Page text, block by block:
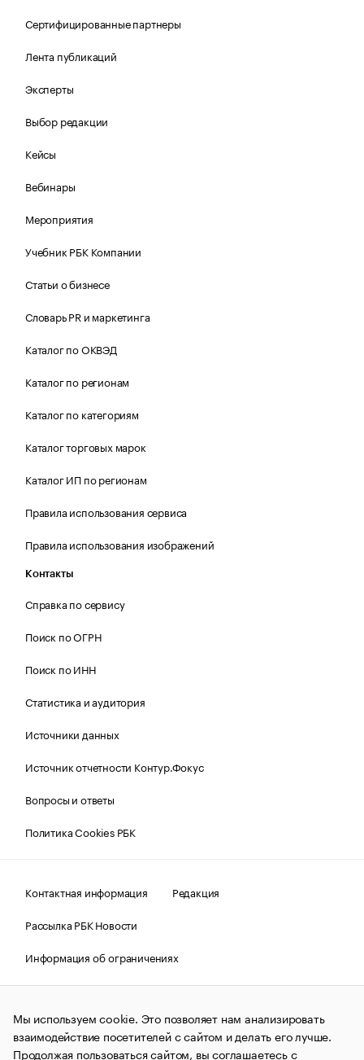
Сертифицированные партнеры
Лента публикаций
Эксперты
Выбор редакции
Кейсы
Вебинары
Мероприятия
Учебник РБК Компании
Статьи о бизнесе
Словарь PR и маркетинга
Каталог по ОКВЭД
Каталог по регионам
Каталог по категориям
Каталог торговых марок
Каталог ИП по регионам
Правила использования сервиса
Правила использования изображений
Контакты
Справка по сервису
Поиск по ОГРН
Поиск по ИНН
Статистика и аудитория
Источники данных
Источник отчетности Контур.Фокус
Вопросы и ответы
Политика Cookies РБК
Контактная информация
Редакция
Рассылка РБК Новости
Информация об ограничениях
Правовая информация
О соблюдении авторских прав
© АО «РОСБИЗНЕСКОНСАЛТИНГ»,1995–2026.Сообщения
и материалы информационного агентства «РБК»
(зарегистрировано Федеральной службой по надзору в сфере
Мы используем cookie. Это позволяет нам анализировать
взаимодействие посетителей с сайтом и делать его лучше.
Продолжая пользоваться сайтом, вы соглашаетесь с